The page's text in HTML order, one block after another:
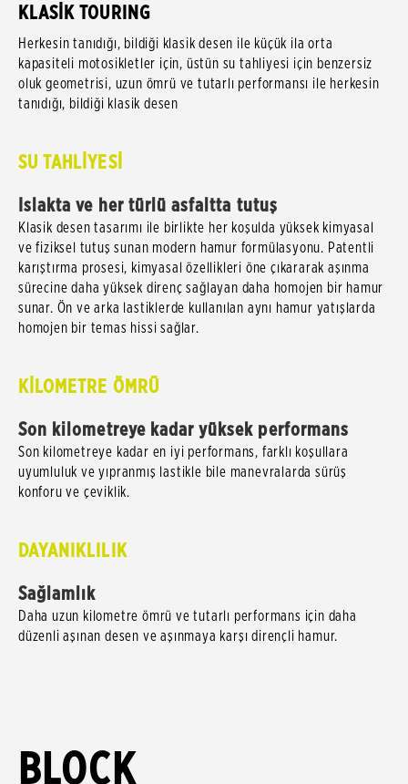
KLASİK TOURING
Herkesin tanıdığı, bildiği klasik desen ile küçük ila orta
kapasiteli motosikletler için, üstün su tahliyesi için benzersiz
oluk geometrisi, uzun ömrü ve tutarlı performansı ile herkesin
tanıdığı, bildiği klasik desen
SU TAHLİYESİ
Islakta ve her türlü asfaltta tutuş
Klasik desen tasarımı ile birlikte her koşulda yüksek kimyasal
ve fiziksel tutuş sunan modern hamur formülasyonu. Patentli
karıştırma prosesi, kimyasal özellikleri öne çıkararak aşınma
sürecine daha yüksek direnç sağlayan daha homojen bir hamur
sunar. Ön ve arka lastiklerde kullanılan aynı hamur yatışlarda
homojen bir temas hissi sağlar.
KİLOMETRE ÖMRÜ
Son kilometreye kadar yüksek performans
Son kilometreye kadar en iyi performans, farklı koşullara
uyumluluk ve yıpranmış lastikle bile manevralarda sürüş
konforu ve çeviklik.
DAYANIKLILIK
Sağlamlık
Daha uzun kilometre ömrü ve tutarlı performans için daha
düzenli aşınan desen ve aşınmaya karşı dirençli hamur.
BLOCK